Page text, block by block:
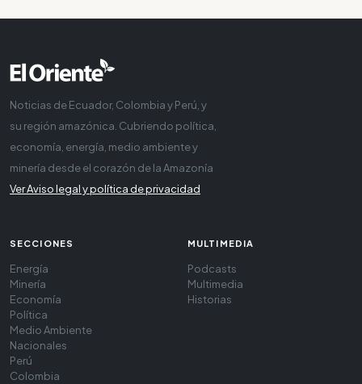
Noticias de Ecuador, Colombia y Perú, y
su región amazónica. Cubriendo política,
economía, energía, medio ambiente y
minería desde el corazón de la Amazonía
Ver Aviso legal y política de privacidad
SECCIONES
Energía
Minería
Economía
Política
Medio Ambiente
Nacionales
Perú
Colombia
MULTIMEDIA
Podcasts
Multimedia
Historias